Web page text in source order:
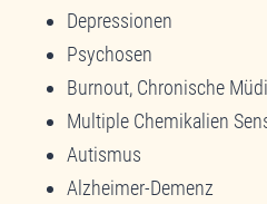
Depressionen
Psychosen
Burnout, Chronische
Multiple Chemikalien
Autismus
Alzheimer-Demenz